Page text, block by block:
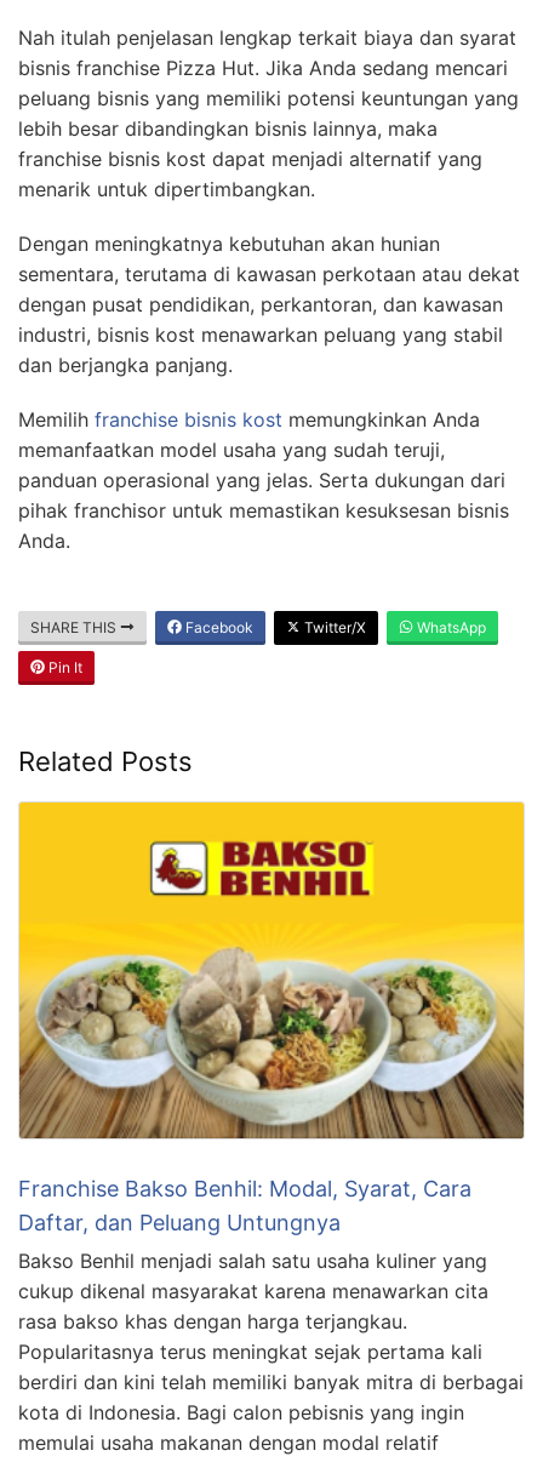
Nah itulah penjelasan lengkap terkait biaya dan syarat
bisnis franchise Pizza Hut. Jika Anda sedang mencari
peluang bisnis yang memiliki potensi keuntungan yang
lebih besar dibandingkan bisnis lainnya, maka
franchise bisnis kost dapat menjadi alternatif yang
menarik untuk dipertimbangkan.
Dengan meningkatnya kebutuhan akan hunian
sementara, terutama di kawasan perkotaan atau dekat
dengan pusat pendidikan, perkantoran, dan kawasan
industri, bisnis kost menawarkan peluang yang stabil
dan berjangka panjang.
Memilih franchise bisnis kost memungkinkan Anda
memanfaatkan model usaha yang sudah teruji,
panduan operasional yang jelas. Serta dukungan dari
pihak franchisor untuk memastikan kesuksesan bisnis
Anda.
SHARE THIS Facebook Twitter/X WhatsApp
Pin It
Related Posts
Franchise Bakso Benhil: Modal, Syarat, Cara
Daftar, dan Peluang Untungnya
Bakso Benhil menjadi salah satu usaha kuliner yang
cukup dikenal masyarakat karena menawarkan cita
rasa bakso khas dengan harga terjangkau.
Popularitasnya terus meningkat sejak pertama kali
berdiri dan kini telah memiliki banyak mitra di berbagai
kota di Indonesia. Bagi calon pebisnis yang ingin
memulai usaha makanan dengan modal relatif